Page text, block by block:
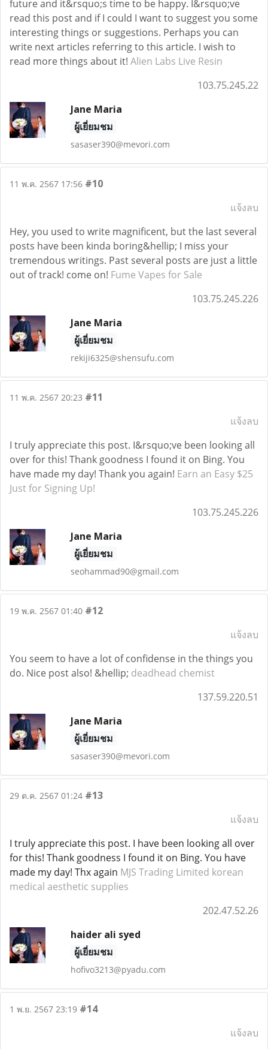
future and it&rsquo;s time to be happy. I&rsquo;ve
read this post and if I could I want to suggest you some
interesting things or suggestions. Perhaps you can
write next articles referring to this article. I wish to
read more things about it! Alien Labs Live Resin
103.75.245.22
Jane Maria
ผู้เยี่ยมชม
sasaser390@mevori.com
11 พ.ค. 2567 17:56 #10
แจ้งลบ
Hey, you used to write magnificent, but the last several
posts have been kinda boring&hellip; I miss your
tremendous writings. Past several posts are just a little
out of track! come on! Fume Vapes for Sale
103.75.245.226
Jane Maria
ผู้เยี่ยมชม
rekiji6325@shensufu.com
11 พ.ค. 2567 20:23 #11
แจ้งลบ
I truly appreciate this post. I&rsquo;ve been looking all
over for this! Thank goodness I found it on Bing. You
have made my day! Thank you again! Earn an Easy $25
Just for Signing Up!
103.75.245.226
Jane Maria
ผู้เยี่ยมชม
seohammad90@gmail.com
19 พ.ค. 2567 01:40 #12
แจ้งลบ
You seem to have a lot of confidense in the things you
do. Nice post also! &hellip; deadhead chemist
137.59.220.51
Jane Maria
ผู้เยี่ยมชม
sasaser390@mevori.com
29 ต.ค. 2567 01:24 #13
แจ้งลบ
I truly appreciate this post. I have been looking all over
for this! Thank goodness I found it on Bing. You have
made my day! Thx again MJS Trading Limited korean
medical aesthetic supplies
202.47.52.26
haider ali syed
ผู้เยี่ยมชม
hofivo3213@pyadu.com
1 พ.ย. 2567 23:19 #14
แจ้งลบ